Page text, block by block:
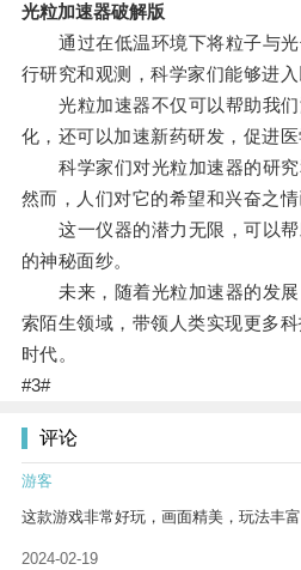
光粒加速器破解版
通过在低温环境下将粒子与光
行研究和观测，科学家们能够进入
光粒加速器不仅可以帮助我们
化，还可以加速新药研发，促进医
科学家们对光粒加速器的研究
然而，人们对它的希望和兴奋之情
这一仪器的潜力无限，可以帮
的神秘面纱。
未来，随着光粒加速器的发展
索陌生领域，带领人类实现更多
时代。
#3#
评论
游客
这款游戏非常好玩，画面精美，玩法丰富
2024-02-19